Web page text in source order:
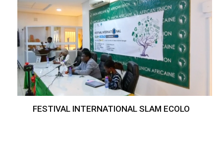
FESTIVAL INTERNATIONAL SLAM ECOLO